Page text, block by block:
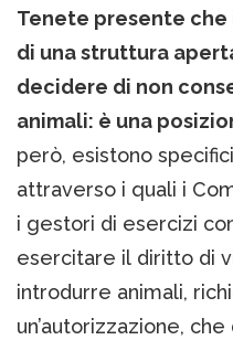
Tenete presente
di una struttura
decidere di non
animali: è una
però, esistono
attraverso i quali i
i gestori di esercizi
esercitare il diritto di
introdurre animali,
un’autorizzazione,